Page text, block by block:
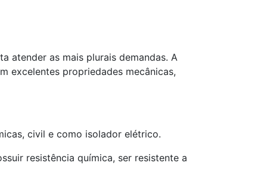
atender as mais plurais demandas. A
excelentes propriedades mecânicas,
civil e como isolador elétrico.
resistência química, ser resistente a